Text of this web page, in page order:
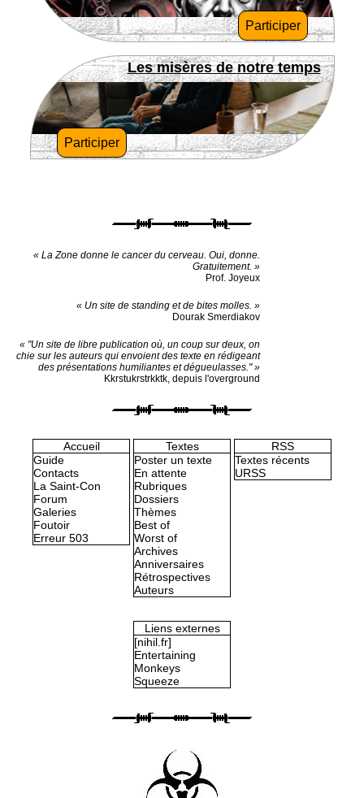
Participer
Les misères de notre temps
Participer
« La Zone donne le cancer du cerveau. Oui, donne.
Gratuitement. »
Prof. Joyeux
« Un site de standing et de bites molles. »
Dourak Smerdiakov
« "Un site de libre publication où, un coup sur deux, on
chie sur les auteurs qui envoient des texte en rédigeant
des présentations humiliantes et dégueulasses." »
Kkrstukrstrkktk, depuis l'overground
Accueil
Guide
Contacts
La Saint-Con
Forum
Galeries
Foutoir
Erreur 503
Textes
Poster un texte
En attente
Rubriques
Dossiers
Thèmes
Best of
Worst of
Archives
Anniversaires
Rétrospectives
Auteurs
RSS
Textes récents
URSS
Liens externes
[nihil.fr]
Entertaining
Monkeys
Squeeze